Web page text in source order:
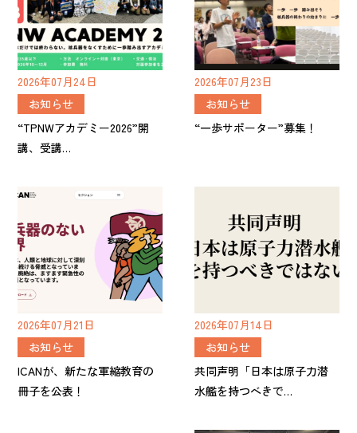
2026年07月24日
お知らせ
“TPNWアカデミー2026”開
講、受講…
2026年07月23日
お知らせ
“一歩サポーター”募集！
2026年07月21日
お知らせ
ICANが、新たな軍縮教育の
冊子を公表！
2026年07月14日
お知らせ
共同声明「日本は原子力潜
水艦を持つべきで…